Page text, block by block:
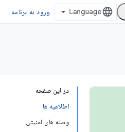
ورود به برنامه
در این صفحه
اطلاعیه ها
وصله های امنیتی